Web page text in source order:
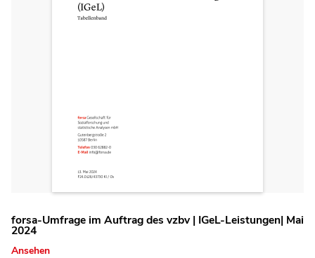
forsa-Umfrage im Auftrag des vzbv | IGeL-Leistungen| Mai
2024
Ansehen